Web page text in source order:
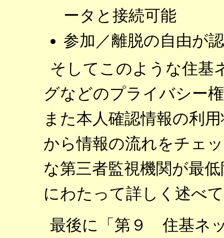
ータと接続可能
参加／離脱の自由が
そしてこのような住基
グなどのプライバシー
また本人確認情報の利
から情報の流れをチェ
な第三者監視機関が最
にわたって詳しく述べ
最後に「第９ 住基ネ